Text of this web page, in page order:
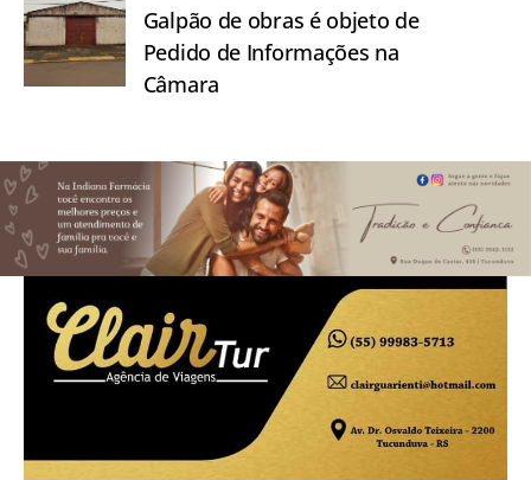
Galpão de obras é objeto de
Pedido de Informações na
Câmara